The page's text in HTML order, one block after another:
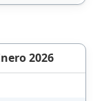
2026